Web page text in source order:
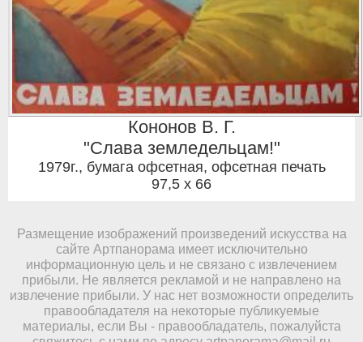
Кононов В. Г.
"Слава земледельцам!"
1979г., бумага офсетная, офсетная печать
97,5 x 66
Размещение изображений произведений искусства на
сайте Артпанорама имеет исключительно
информационную цель и не связано с извлечением
прибыли. Не является рекламой и не направлено на
извлечение прибыли. У нас нет возможности определить
правообладателя на некоторые публикуемые
материалы, если Вы - правообладатель, пожалуйста